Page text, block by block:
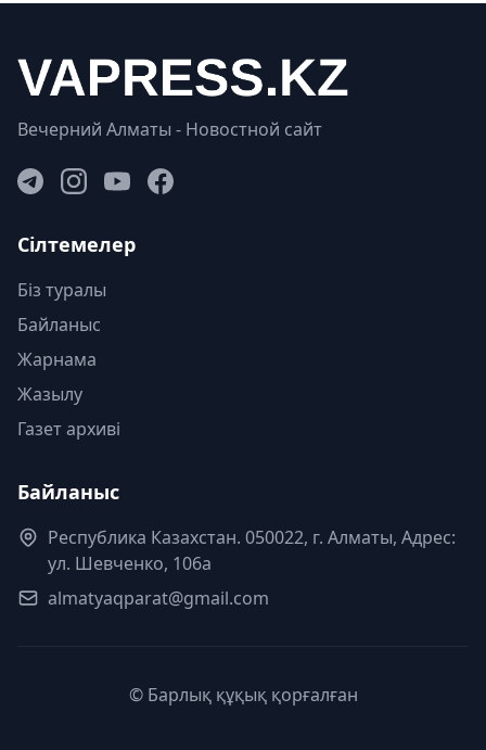
Вечерний Алматы - Новостной сайт
Сілтемелер
Біз туралы
Байланыс
Жарнама
Жазылу
Газет архиві
Байланыс
Республика Казахстан. 050022, г. Алматы, Адрес:
ул. Шевченко, 106а
almatyaqparat@gmail.com
© Барлық құқық қорғалған